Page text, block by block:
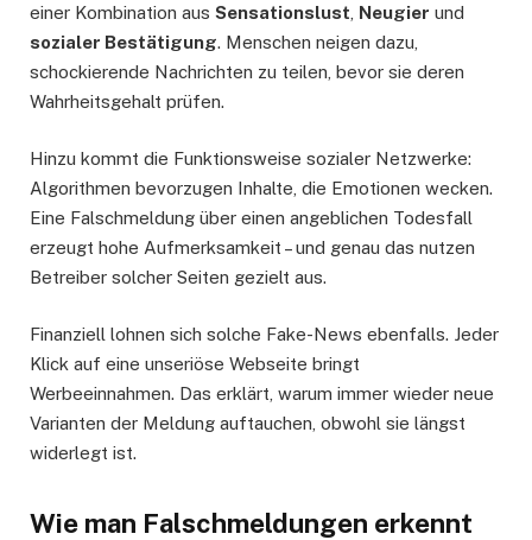
einer Kombination aus Sensationslust Neugier und
sozialer Bestätigung. Menschen neigen dazu,
schockierende Nachrichten zu teilen, bevor sie deren
Wahrheitsgehalt prüfen.
Hinzu kommt die Funktionsweise sozialer Netzwerke:
Algorithmen bevorzugen Inhalte, die Emotionen wecken.
Eine Falschmeldung über einen angeblichen Todesfall
erzeugt hohe Aufmerksamkeit – und genau das nutzen
Betreiber solcher Seiten gezielt aus.
Finanziell lohnen sich solche Fake-News ebenfalls. Jeder
Klick auf eine unseriöse Webseite bringt
Werbeeinnahmen. Das erklärt, warum immer wieder neue
Varianten der Meldung auftauchen, obwohl sie längst
widerlegt ist.
Wie man Falschmeldungen erkennt